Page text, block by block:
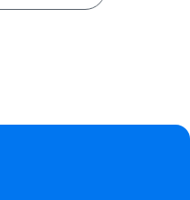
ダを指定したりと、柔軟な
なステータスを書き込む